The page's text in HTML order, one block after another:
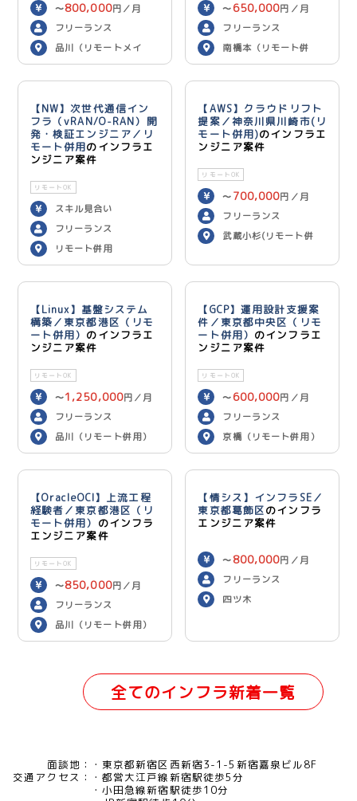
〜800,000円／月
フリーランス
品川（リモートメイ
ン）
〜 650,000円／月
フリーランス
南橋本（リモート併
用）
【NW】次世代通信イン
フラ（vRAN/O-RAN）開
発・検証エンジニア／リ
モート併用のインフラエ
ンジニア案件
リモートOK
スキル見合い
フリーランス
リモート併用
【AWS】クラウドリフト
提案／神奈川県川崎市(リ
モート併用)のインフラエ
ンジニア案件
リモートOK
〜 700,000円／月
フリーランス
武蔵小杉(リモート併
【Linux】基盤システム
構築／東京都港区（リモ
ート併用） のインフラエ
ンジニア案件
リモートOK
〜1,250,000円／月
フリーランス
品川（リモート併用）
【GCP】運用設計支援案
件／東京都中央区（リモ
ート併用） のインフラエ
ンジニア案件
リモートOK
〜 600,000円／月
フリーランス
京橋（リモート併用）
【OracleOCI】上流工程
経験者／東京都港区（リ
モート併用） のインフラ
エンジニア案件
リモートOK
〜850,000円／月
フリーランス
品川（リモート併用）
【情シス】インフラSE／
東京都葛飾区のインフラ
エンジニア案件
〜 800,000円／月
フリーランス
四ツ木
全てのインフラ新着一覧
面談地：
東京都新宿区西新宿3-1-5新宿嘉泉ビル8F
交通アクセス：
都営大江戸線新宿駅徒歩5分
小田急線新宿駅徒歩10分